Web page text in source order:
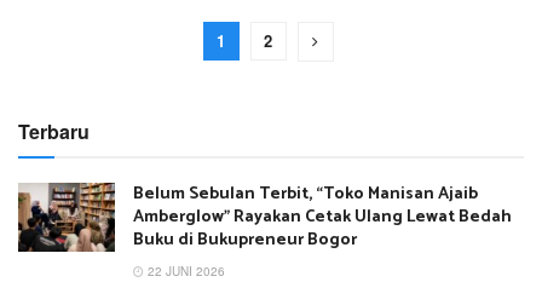
1 2
Terbaru
Belum Sebulan Terbit, “Toko Manisan Ajaib
Amberglow” Rayakan Cetak Ulang Lewat Bedah
Buku di Bukupreneur Bogor
22 JUNI 2026